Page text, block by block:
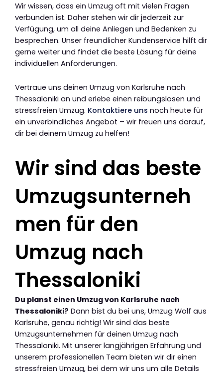
Wir wissen, dass ein Umzug oft mit vielen Fragen
verbunden ist. Daher stehen wir dir jederzeit zur
Verfügung, um all deine Anliegen und Bedenken zu
besprechen. Unser freundlicher Kundenservice hilft dir
gerne weiter und findet die beste Lösung für deine
individuellen Anforderungen.
Vertraue uns deinen Umzug von Karlsruhe nach
Thessaloniki an und erlebe einen reibungslosen und
stressfreien Umzug. Kontaktiere uns noch heute für
ein unverbindliches Angebot – wir freuen uns darauf,
dir bei deinem Umzug zu helfen!
Wir sind das beste
Umzugsunterneh
men für den
Umzug nach
Thessaloniki
Du planst einen Umzug von Karlsruhe nach
Thessaloniki? Dann bist du bei uns, Umzug Wolf aus
Karlsruhe, genau richtig! Wir sind das beste
Umzugsunternehmen für deinen Umzug nach
Thessaloniki. Mit unserer langjährigen Erfahrung und
unserem professionellen Team bieten wir dir einen
stressfreien Umzug, bei dem wir uns um alle Details